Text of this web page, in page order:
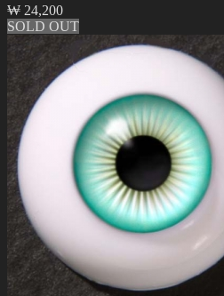
₩ 24,200
SOLD OUT